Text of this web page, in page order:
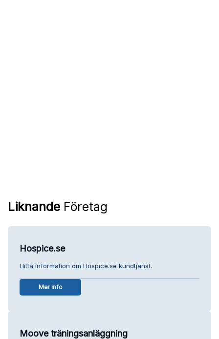
Liknande Företag
Hospice.se
Hitta information om Hospice.se kundtjänst.
Mer info
Moove träningsanläggning